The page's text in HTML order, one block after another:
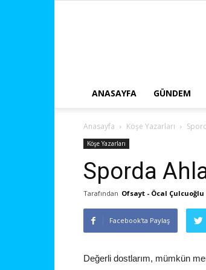
ANASAYFA GÜNDEM
Anasayfa Köşe Yazarları
Köşe Yazarları
Sporda
Tarafından Ofsayt - Öcal Çulcuoğlu
Facebook'ta Paylaş
Değerli dostlarım, mümkün